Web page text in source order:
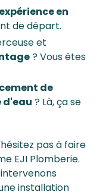
expérience en
de départ.
et
? Vous êtes
de
d'eau ? Là, ça se
pas à faire
EJI Plomberie.
intervenons
installation